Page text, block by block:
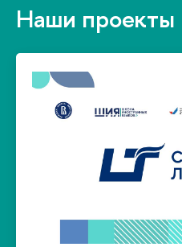
Наши проекты
ССТ «Лингвотест»
Первая в России
сертификационного
по иностранному
определить уровень
академической и
Перейти на сайт >